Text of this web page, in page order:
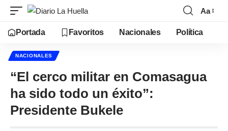
Aa
Portada Favoritos Nacionales Política
NACIONALES
“El cerco militar en Comasagua
ha sido todo un éxito”:
Presidente Bukele